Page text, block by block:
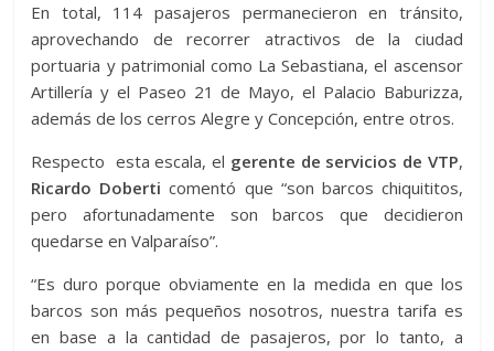
En total, 114 pasajeros permanecieron en tránsito,
aprovechando de recorrer atractivos de la ciudad
portuaria y patrimonial como La Sebastiana, el ascensor
Artillería y el Paseo 21 de Mayo, el Palacio Baburizza,
además de los cerros Alegre y Concepción, entre otros.
Respecto esta escala, el gerente de servicios de VTP,
Ricardo Doberti comentó que “son barcos chiquititos,
pero afortunadamente son barcos que decidieron
quedarse en Valparaíso”.
“Es duro porque obviamente en la medida en que los
barcos son más pequeños nosotros, nuestra tarifa es
en base a la cantidad de pasajeros, por lo tanto, a